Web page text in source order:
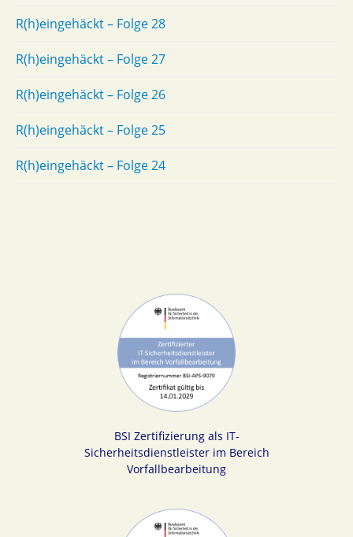
R(h)eingehäckt – Folge 28
R(h)eingehäckt – Folge 27
R(h)eingehäckt – Folge 26
R(h)eingehäckt – Folge 25
R(h)eingehäckt – Folge 24
BSI Zertifizierung als IT-
Sicherheitsdienstleister im Bereich
Vorfallbearbeitung